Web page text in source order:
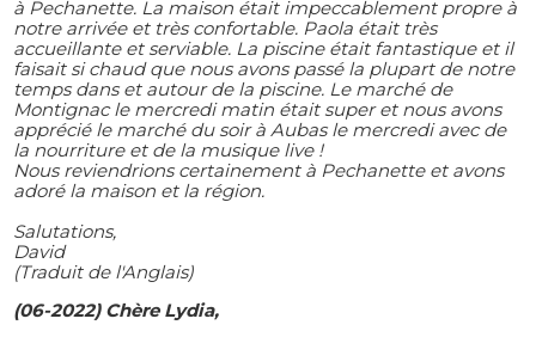
à Pechanette. La maison était impeccablement propre à
notre arrivée et très confortable. Paola était très
accueillante et serviable. La piscine était fantastique et il
faisait si chaud que nous avons passé la plupart de notre
temps dans et autour de la piscine. Le marché de
Montignac le mercredi matin était super et nous avons
apprécié le marché du soir à Aubas le mercredi avec de
la nourriture et de la musique live !
Nous reviendrions certainement à Pechanette et avons
adoré la maison et la région.
Salutations,
David
(Traduit de l'Anglais)
(06-2022) Chère Lydia,